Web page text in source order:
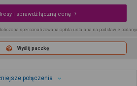
i sprawdź łączną cenę
spersonalizowana opłata ustalana na podstawie
Wyślij paczkę
połączenia